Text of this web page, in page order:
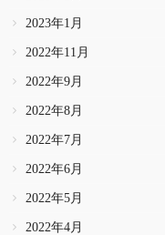
2023年1月
2022年11月
2022年9月
2022年8月
2022年7月
2022年6月
2022年5月
2022年4月